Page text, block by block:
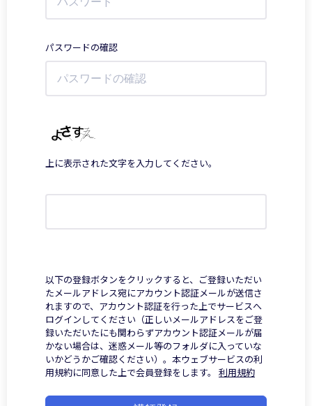
パスワードの確認
上に表示された文字を入力してください。
以下の登録ボタンをクリックすると、ご登録いただい
たメールアドレス宛にアカウント認証メールが送信さ
れますので、アカウント認証を行った上でサービスへ
ログインしてください（正しいメールアドレスをご登
録いただいたにも関わらずアカウント認証メールが届
かない場合は、迷惑メール等のフォルダに入っていな
いかどうかご確認ください）。本ウェブサービスの利
用規約に同意した上で会員登録をします。 利用規約